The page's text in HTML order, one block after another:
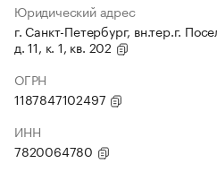
Юридический адрес
г. Санкт-Петербург, вн.тер.г.
д. 11, к. 1, кв. 202
ОГРН
1187847102497
ИНН
7820064780